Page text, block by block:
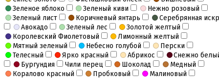
Зеленое яблоко
Зеленый киви
Нежно розовый
Зеленый лист
Коричневый янтарь
Серебрянная
Авокадо
Зеленый лес
Золотой желтый
Королевский Фиолетовый
Лимонный желтый
Мятный зеленый
Небесно голубой
Перски
Телесный
Ярко красный Абрикос
Снежно
Бургундия
Чили перец Шоколад
Медный
Коралово красный
Пробковый
Малиновый